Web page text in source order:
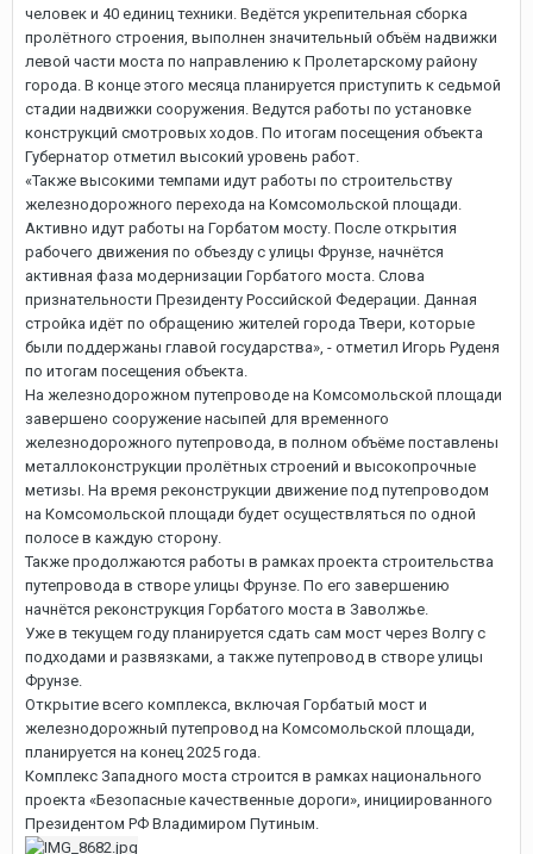
человек и 40 единиц техники. Ведётся укрепительная сборка
пролётного строения, выполнен значительный объём надвижки
левой части моста по направлению к Пролетарскому району
города. В конце этого месяца планируется приступить к седьмой
стадии надвижки сооружения. Ведутся работы по установке
конструкций смотровых ходов. По итогам посещения объекта
Губернатор отметил высокий уровень работ.
«Также высокими темпами идут работы по строительству
железнодорожного перехода на Комсомольской площади.
Активно идут работы на Горбатом мосту. После открытия
рабочего движения по объезду с улицы Фрунзе, начнётся
активная фаза модернизации Горбатого моста. Слова
признательности Президенту Российской Федерации. Данная
стройка идёт по обращению жителей города Твери, которые
были поддержаны главой государства», - отметил Игорь Руденя
по итогам посещения объекта.
На железнодорожном путепроводе на Комсомольской площади
завершено сооружение насыпей для временного
железнодорожного путепровода, в полном объёме поставлены
металлоконструкции пролётных строений и высокопрочные
метизы. На время реконструкции движение под путепроводом
на Комсомольской площади будет осуществляться по одной
полосе в каждую сторону.
Также продолжаются работы в рамках проекта строительства
путепровода в створе улицы Фрунзе. По его завершению
начнётся реконструкция Горбатого моста в Заволжье.
Уже в текущем году планируется сдать сам мост через Волгу с
подходами и развязками, а также путепровод в створе улицы
Фрунзе.
Открытие всего комплекса, включая Горбатый мост и
железнодорожный путепровод на Комсомольской площади,
планируется на конец 2025 года.
Комплекс Западного моста строится в рамках национального
проекта «Безопасные качественные дороги», инициированного
Президентом РФ Владимиром Путиным.